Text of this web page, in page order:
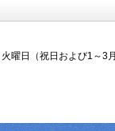
曜日（祝日および1～3月